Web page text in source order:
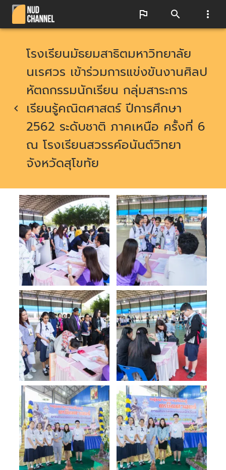
โรงเรียนมัธยมสาธิตมหาวิทยาลัย
นเรศวร เข้าร่วมการแข่งขันงานศิลป
หัตถกรรมนักเรียน กลุ่มสาระการ
เรียนรู้คณิตศาสตร์ ปีการศึกษา
2562 ระดับชาติ ภาคเหนือ ครั้งที่ 6
ณ โรงเรียนสวรรค์อนันต์วิทยา
จังหวัดสุโขทัย